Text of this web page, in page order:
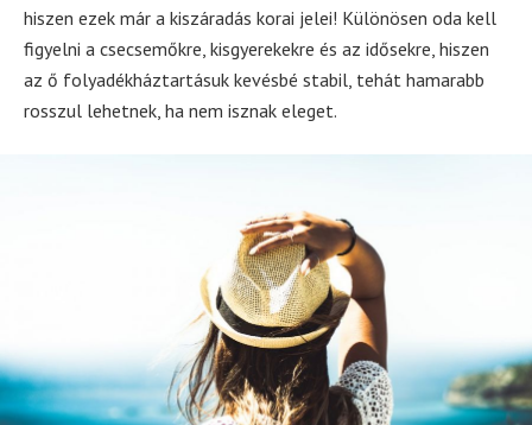
hiszen ezek már a kiszáradás korai jelei! Különösen oda kell
figyelni a csecsemőkre, kisgyerekekre és az idősekre, hiszen
az ő folyadékháztartásuk kevésbé stabil, tehát hamarabb
rosszul lehetnek, ha nem isznak eleget.